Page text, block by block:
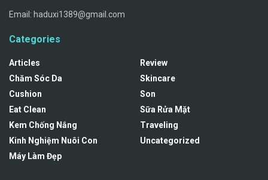
Email: haduxi1389@gmail.com
Categories
Articles
Chăm Sóc Da
Cushion
Eat Clean
Kem Chống Nắng
Kinh Nghiệm Nuôi Con
Máy Làm Đẹp
Review
Skincare
Son
Sữa Rửa Mặt
Traveling
Uncategorized